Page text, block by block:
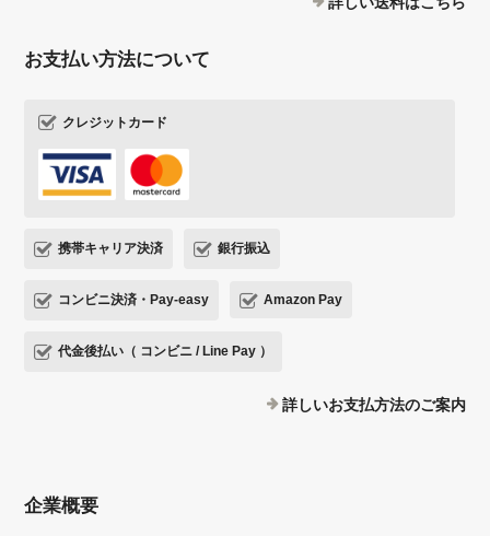
お支払い方法について
クレジットカード
携帯キャリア決済 銀行振込
コンビニ決済・Pay-easy Amazon Pay
代金後払い（ コンビニ / Line Pay ）
詳しいお支払方法のご案内
企業概要